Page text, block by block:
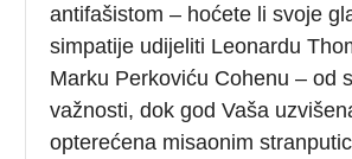
antifašistom – hoćete li svoje
simpatije udijeliti Leonardu
Marku Perkoviću Cohenu – od
važnosti, dok god Vaša
opterećena misaonim